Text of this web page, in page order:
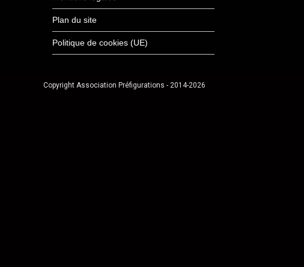
Plan du site
Politique de cookies (UE)
Copyright Association Préfigurations - 2014-2026